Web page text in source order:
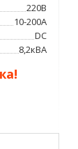
220В
10-200А
DC
8,2кВА